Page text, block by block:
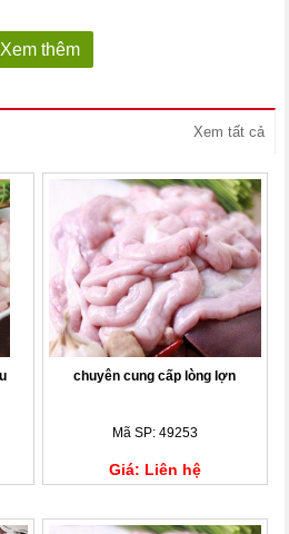
Xem thêm
Xem tất cả
chuyên cung cấp lòng lợn
Mã SP: 49253
Giá: Liên hệ